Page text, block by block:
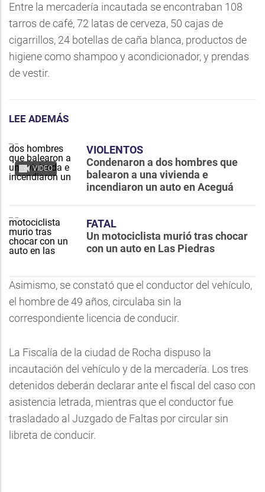
Entre la mercadería incautada se encontraban 108
tarros de café, 72 latas de cerveza, 50 cajas de
cigarrillos, 24 botellas de caña blanca, productos de
higiene como shampoo y acondicionador, y prendas
de vestir.
LEE ADEMÁS
VIDEO
VIOLENTOS
Condenaron a dos hombres que
balearon a una vivienda e
incendiaron un auto en Aceguá
FATAL
Un motociclista murió tras chocar
con un auto en Las Piedras
Asimismo, se constató que el conductor del vehículo,
el hombre de 49 años, circulaba sin la
correspondiente licencia de conducir.
La Fiscalía de la ciudad de Rocha dispuso la
incautación del vehículo y de la mercadería. Los tres
detenidos deberán declarar ante el fiscal del caso con
asistencia letrada, mientras que el conductor fue
trasladado al Juzgado de Faltas por circular sin
libreta de conducir.